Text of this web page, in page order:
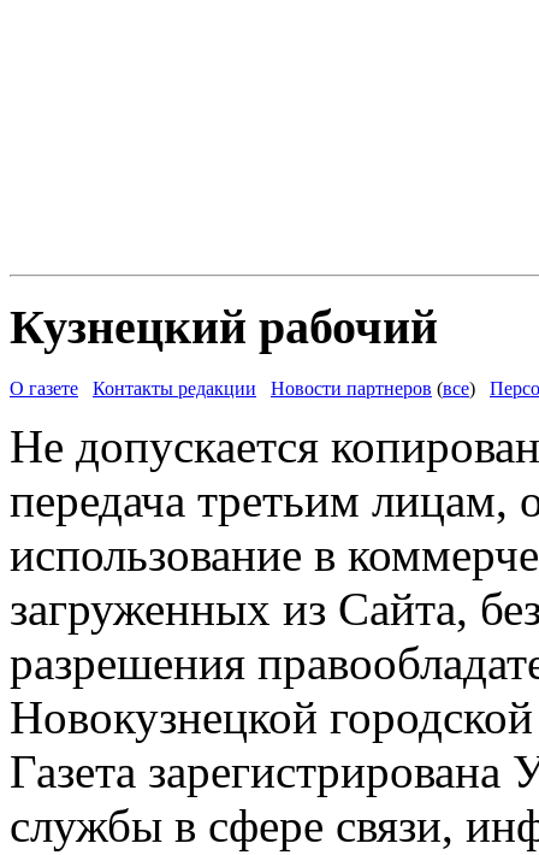
Кузнецкий рабочий
О газете Контакты редакции Новости партнеров (все)
Не допускается
передача третьим лицам,
использование в
загруженных из Сайта,
разрешения
Новокузнецкой
Газета
службы в сфере связи,